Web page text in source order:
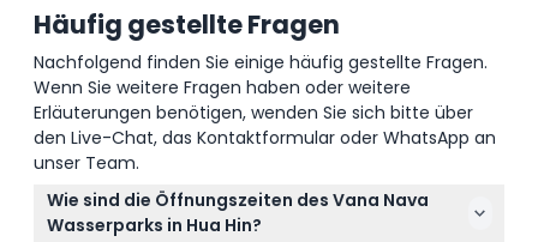
Häufig gestellte Fragen
Nachfolgend finden Sie einige häufig gestellte Fragen.
Wenn Sie weitere Fragen haben oder weitere
Erläuterungen benötigen, wenden Sie sich bitte über
den Live-Chat, das Kontaktformular oder WhatsApp an
unser Team.
Wie sind die Öffnungszeiten des Vana Nava
Wasserparks in Hua Hin?